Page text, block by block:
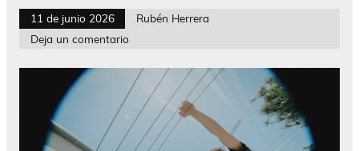
11 de junio 2026
Rubén Herrera
Deja un comentario